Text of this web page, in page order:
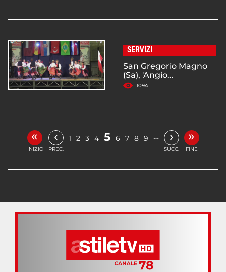
SERVIZI
San Gregorio Magno
(Sa), 'Angio...
1094
«
INIZIO
‹
PREC.
1 2 3 4 5 6 7 8 9 … ›
SUCC.
»
FINE